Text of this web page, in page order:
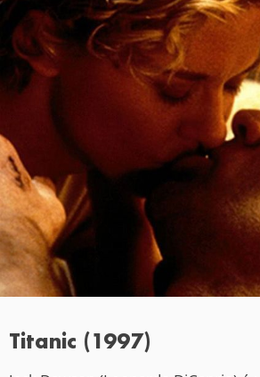
Titanic (1997)